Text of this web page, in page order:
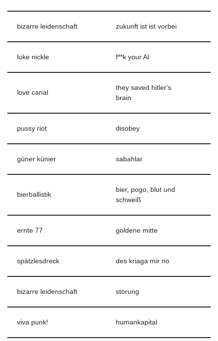
bizarre leidenschaft zukunft ist ist vorbei
luke nickle f**k your AI
love canal
they saved hitler's
brain
pussy riot disobey
güner künier sabahlar
bierballistik
bier, pogo, blut und
schweiß
ernte 77 goldene mitte
spätzlesdreck des kriaga mir no
bizarre leidenschaft störung
viva punk! humankapital